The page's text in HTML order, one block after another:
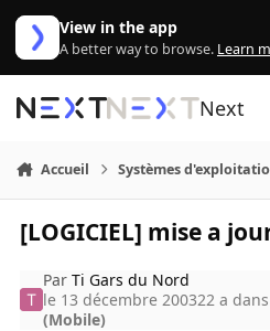
Aller au contenu
View in the app
A better way to browse. Learn
Next
Accueil Systèmes
[LOGICIEL] mise a
ParTi Gars du Nord
le 13 décembre 200322 a dans
(Mobile)